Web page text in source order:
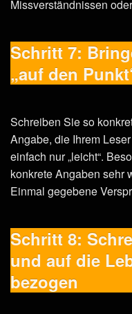
Missverständnissen
Schritt 7:
„auf den
Schreiben Sie so
Angabe, die Ihrem
einfach nur „leicht“.
konkrete Angaben sehr
Einmal gegebene
Schritt 8:
und auf die
bezogen